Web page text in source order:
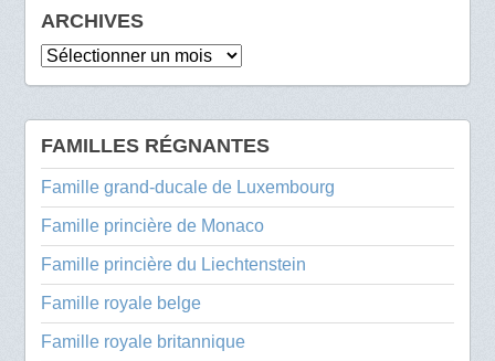
ARCHIVES
Archives
FAMILLES RÉGNANTES
Famille grand-ducale de Luxembourg
Famille princière de Monaco
Famille princière du Liechtenstein
Famille royale belge
Famille royale britannique